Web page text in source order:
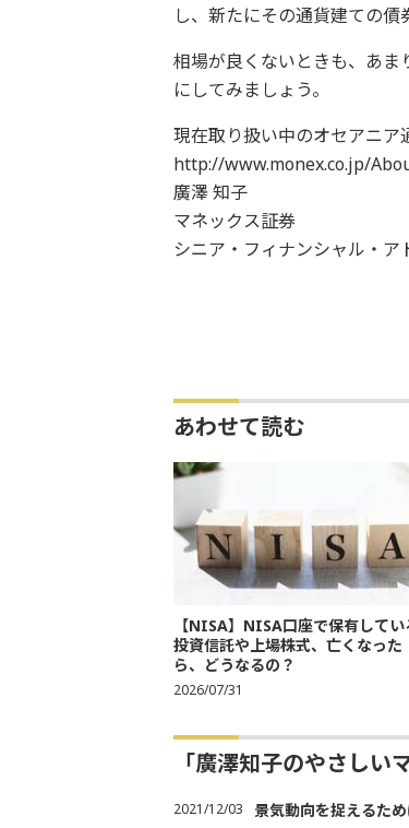
し、新たにその通貨建ての債
相場が良くないときも、あま
にしてみましょう。
現在取り扱い中のオセアニア
http://www.monex.co.jp/
廣澤 知子
マネックス証券
シニア・フィナンシャル・ア
あわせて読む
【NISA】NISA口座で保有してい
投資信託や上場株式、亡くなった
ら、どうなるの？
2026/07/31
「廣澤知子のやさし
2021/12/03 景気動向を捉えるた